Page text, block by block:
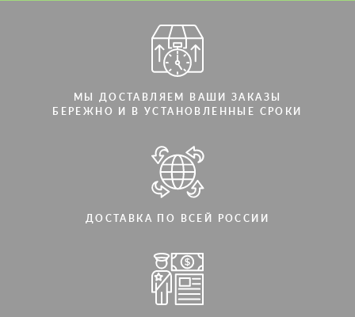
МЫ ДОСТАВЛЯЕМ ВАШИ ЗАКАЗЫ
БЕРЕЖНО И В УСТАНОВЛЕННЫЕ СРОКИ
ДОСТАВКА ПО ВСЕЙ РОССИИ